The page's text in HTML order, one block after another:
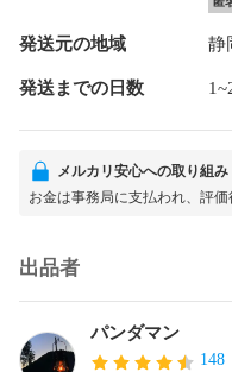
発送元の地域 静
発送までの日数
メルカリ安心への取り組み
お金は事務局に支払われ、評
出品者
パンダマン
148